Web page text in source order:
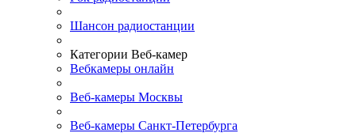
Шансон радиостанции
Категории Веб-камер
Вебкамеры онлайн
Веб-камеры Москвы
Веб-камеры Санкт-Петербурга